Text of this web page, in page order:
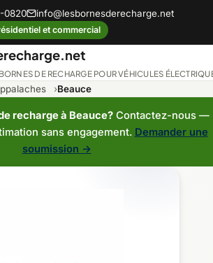
0820 info@lesbornesderecharge.net
et commercial
DE RECHARGE POUR VÉHICULES
Beauce
recharge à Beauce?Contactez-nous —
sans engagement. Demander une
soumission →